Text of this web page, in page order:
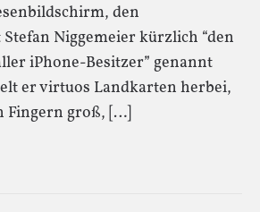
den
Niggemeier kürzlich “den
iPhone-Besitzer” genannt
er virtuos Landkarten herbei,
Fingern groß, […]